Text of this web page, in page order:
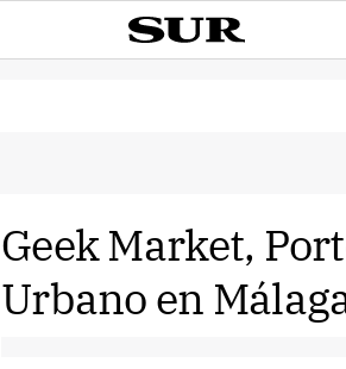
Geek Market,
Urbano en